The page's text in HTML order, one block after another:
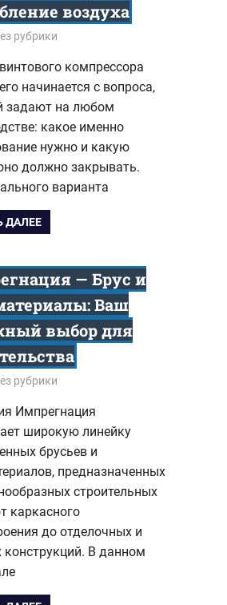
воздуха
рубрики
компрессора
начинается с вопроса,
задают на любом
какое именно
нужно и какую
должно закрывать.
варианта
ДАЛЕЕ
— Брус и
Ваш
выбор для
рубрики
Импрегнация
широкую линейку
брусьев и
предназначенных
строительных
каркасного
до отделочных и
конструкций. В данном